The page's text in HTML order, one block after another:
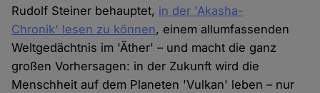
Rudolf Steiner behauptet, in der 'Akasha-
Chronik' lesen zu können, einem allumfassenden
Weltgedächtnis im 'Äther' – und macht die ganz
großen Vorhersagen: in der Zukunft wird die
Menschheit auf dem Planeten 'Vulkan' leben – nur